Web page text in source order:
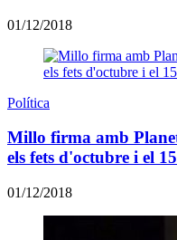
01/12/2018
Política
Millo firma amb
els fets d'octubre i el
01/12/2018